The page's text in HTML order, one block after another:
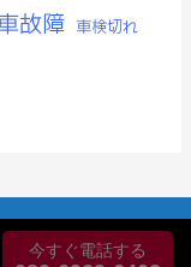
故障 車検切れ
津株式会社
今すぐ電話する